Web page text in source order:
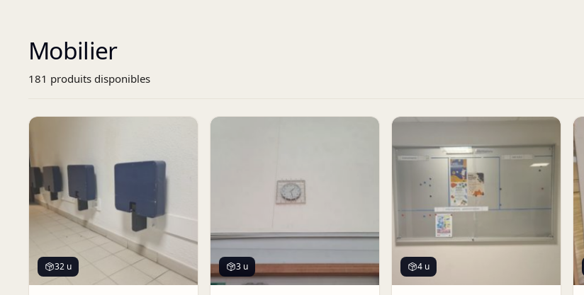
Mobilier
181 produits disponibles
32 u 3 u 4 u